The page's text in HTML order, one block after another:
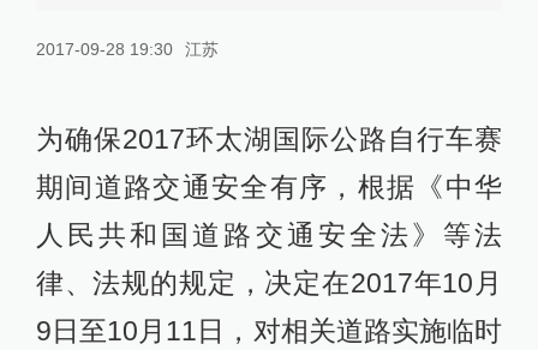
2017-09-28 19:30 江苏
为确保2017环太湖国际公路自行车赛
期间道路交通安全有序，根据《中华
人民共和国道路交通安全法》等法
律、法规的规定，决定在2017年10月
9日至10月11日，对相关道路实施临时